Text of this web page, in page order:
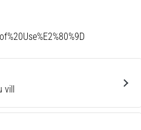
vill